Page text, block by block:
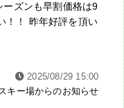
ズンも早割価格は9
！！ 昨年好評を頂い
2025/08/29 15:00
スキー場からのお知らせ